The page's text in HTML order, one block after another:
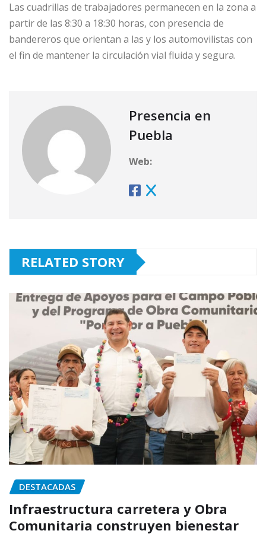
Las cuadrillas de trabajadores permanecen en la zona a
partir de las 8:30 a 18:30 horas, con presencia de
bandereros que orientan a las y los automovilistas con
el fin de mantener la circulación vial fluida y segura.
Presencia en
Puebla
Web:
RELATED STORY
DESTACADAS
Infraestructura carretera y Obra
Comunitaria construyen bienestar